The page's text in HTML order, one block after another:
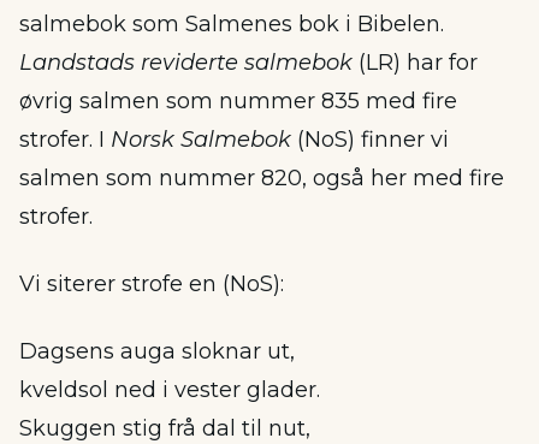
salmebok som Salmenes bok i Bibelen.
Landstads reviderte salmebok (LR) har for
øvrig salmen som nummer 835 med fire
strofer. I Norsk Salmebok (NoS) finner vi
salmen som nummer 820, også her med fire
strofer.
Vi siterer strofe en (NoS):
Dagsens auga sloknar ut,
kveldsol ned i vester glader.
Skuggen stig frå dal til nut,